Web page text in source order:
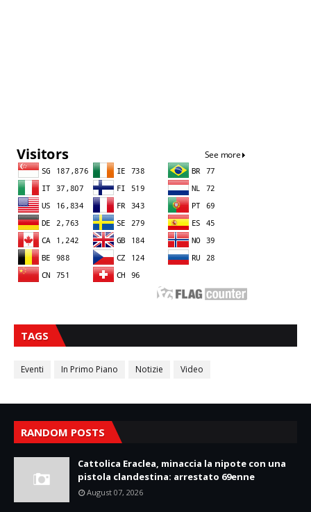
TAGS
Eventi In Primo Piano Notizie Video
RANDOM POSTS
Cattolica Eraclea, minaccia la nipote con una
pistola clandestina: arrestato 69enne
August 07, 2026